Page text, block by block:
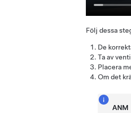
Följ dessa
De
Ta av
Placera
Om det
ANM